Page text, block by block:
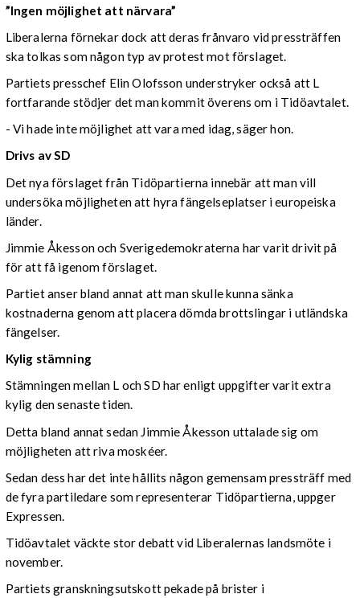
”Ingen möjlighet att närvara”
Liberalerna förnekar dock att deras frånvaro vid pressträffen
ska tolkas som någon typ av protest mot förslaget.
Partiets presschef Elin Olofsson understryker också att L
fortfarande stödjer det man kommit överens om i Tidöavtalet.
- Vi hade inte möjlighet att vara med idag, säger hon.
Drivs av SD
Det nya förslaget från Tidöpartierna innebär att man vill
undersöka möjligheten att hyra fängelseplatser i europeiska
länder.
Jimmie Åkesson och Sverigedemokraterna har varit drivit på
för att få igenom förslaget.
Partiet anser bland annat att man skulle kunna sänka
kostnaderna genom att placera dömda brottslingar i utländska
fängelser.
Kylig stämning
Stämningen mellan L och SD har enligt uppgifter varit extra
kylig den senaste tiden.
Detta bland annat sedan Jimmie Åkesson uttalade sig om
möjligheten att riva moskéer.
Sedan dess har det inte hållits någon gemensam pressträff med
de fyra partiledare som representerar Tidöpartierna, uppger
Expressen.
Tidöavtalet väckte stor debatt vid Liberalernas landsmöte i
november.
Partiets granskningsutskott pekade på brister i